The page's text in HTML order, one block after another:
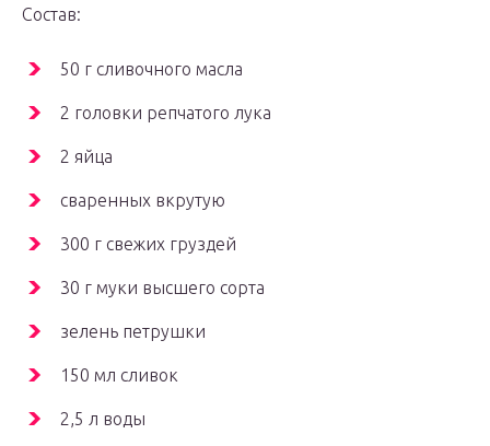
Состав:
50 г сливочного масла
2 головки репчатого лука
2 яйца
сваренных вкрутую
300 г свежих груздей
30 г муки высшего сорта
зелень петрушки
150 мл сливок
2,5 л воды